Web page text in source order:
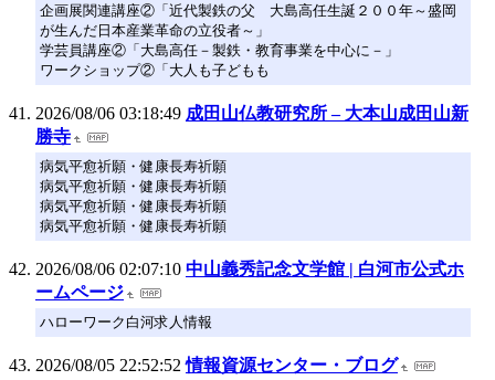
企画展関連講座②「近代製鉄の父 大島高任生誕２００年～盛岡
が生んだ日本産業革命の立役者～」
学芸員講座②「大島高任－製鉄・教育事業を中心に－」
ワークショップ②「大人も子どもも
2026/08/06 03:18:49 成田山仏教研究所 – 大本山成田山新
勝寺
病気平愈祈願・健康長寿祈願
病気平愈祈願・健康長寿祈願
病気平愈祈願・健康長寿祈願
病気平愈祈願・健康長寿祈願
2026/08/06 02:07:10 中山義秀記念文学館 | 白河市公式ホ
ームページ
ハローワーク白河求人情報
2026/08/05 22:52:52 情報資源センター・ブログ